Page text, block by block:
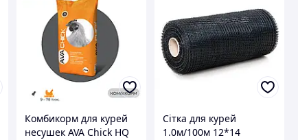
Комбикорм для курей
несушек AVA Chick HQ
Сітка для курей
1.0м/100м 12*14